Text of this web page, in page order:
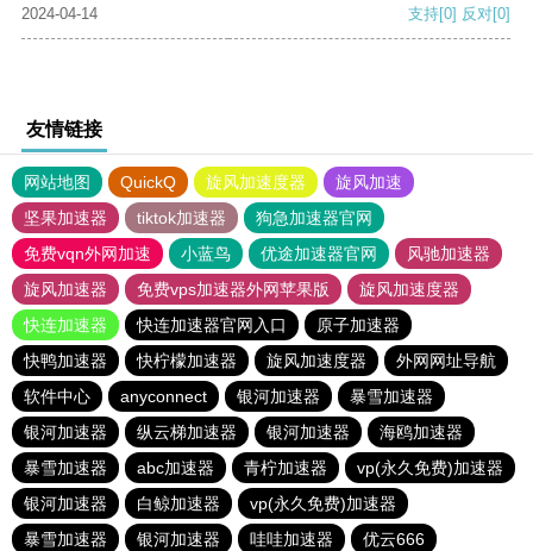
2024-04-14
支持[0] 反对[0]
友情链接
网站地图 QuickQ 旋风加速度器
旋风加速
坚果加速器
tiktok加速器
狗急加速器官网
免费vqn外网加速
小蓝鸟 优途加速器官网
风驰加速器
旋风加速器
免费vps加速器外网苹果版
旋风加速度器
快连加速器
快连加速器官网入口
原子加速器
快鸭加速器
快柠檬加速器 旋风加速度器
外网网址导航
软件中心
anyconnect 银河加速器
暴雪加速器
银河加速器
纵云梯加速器 银河加速器
海鸥加速器
暴雪加速器
abc加速器 青柠加速器
vp(永久免费)加速器
银河加速器
白鲸加速器
vp(永久免费)加速器
暴雪加速器
银河加速器 哇哇加速器 优云666